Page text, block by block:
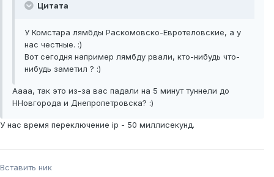
Цитата
У Комстара лямбды Раскомовско-Евротеловские, а у
нас честные. :)
Вот сегодня например лямбду рвали, кто-нибудь что-
нибудь заметил ? :)
Аааа, так это из-за вас падали на 5 минут туннели до
ННовгорода и Днепропетровска? :)
У нас время переключение ip - 50 миллисекунд.
Вставить ник